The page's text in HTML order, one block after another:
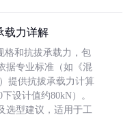
载力详解
格和抗拔承载力，包
据专业标准（如《混
提供抗拔承载力计算
设计值约80kN）。
选型建议，适用于工